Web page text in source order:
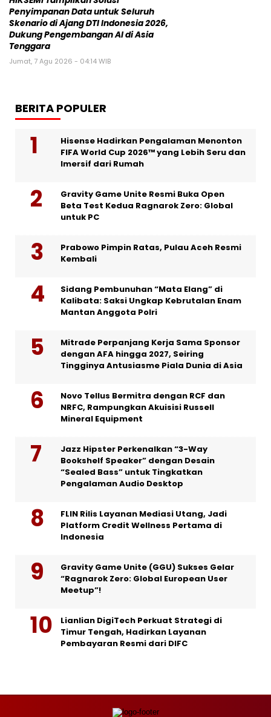
Penyimpanan Data untuk Seluruh
Skenario di Ajang DTI Indonesia 2026,
Dukung Pengembangan AI di Asia
Tenggara
Jumat, 7 Agu 2026 - 04:14 WIB
BERITA POPULER
Hisense Hadirkan Pengalaman Menonton
FIFA World Cup 2026™ yang Lebih Seru dan
Imersif dari Rumah
Gravity Game Unite Resmi Buka Open
Beta Test Kedua Ragnarok Zero: Global
untuk PC
Prabowo Pimpin Ratas, Pulau Aceh Resmi
Kembali
Sidang Pembunuhan “Mata Elang” di
Kalibata: Saksi Ungkap Kebrutalan Enam
Mantan Anggota Polri
Mitrade Perpanjang Kerja Sama Sponsor
dengan AFA hingga 2027, Seiring
Tingginya Antusiasme Piala Dunia di Asia
Novo Tellus Bermitra dengan RCF dan
NRFC, Rampungkan Akuisisi Russell
Mineral Equipment
Jazz Hipster Perkenalkan “3-Way
Bookshelf Speaker” dengan Desain
“Sealed Bass” untuk Tingkatkan
Pengalaman Audio Desktop
FLIN Rilis Layanan Mediasi Utang, Jadi
Platform Credit Wellness Pertama di
Indonesia
Gravity Game Unite (GGU) Sukses Gelar
“Ragnarok Zero: Global European User
Meetup”!
Lianlian DigiTech Perkuat Strategi di
Timur Tengah, Hadirkan Layanan
Pembayaran Resmi dari DIFC